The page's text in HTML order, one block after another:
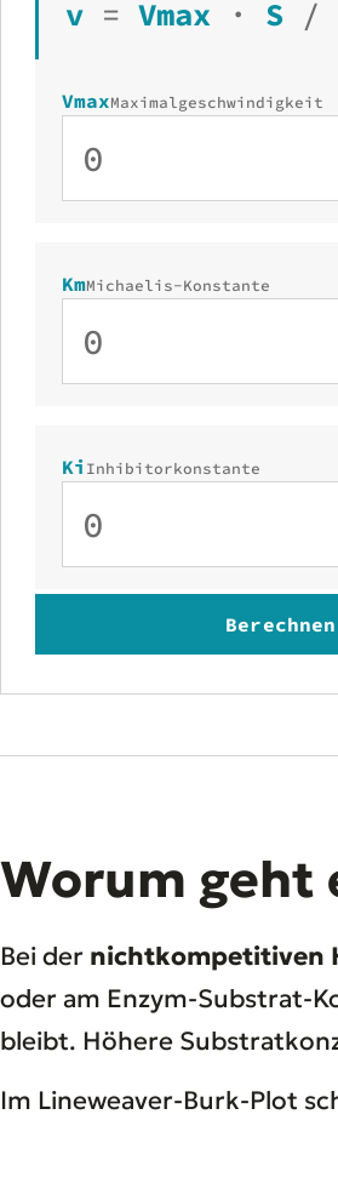
v = Vmax · S /
VmaxMaximalgeschwindigkeit
KmMichaelis-Konstante
Ki Inhibitorkonstante
Berechnen
Worum geht
Bei der nichtkompetitiven
oder am Enzym-Substrat-
bleibt. Höhere
Im Lineweaver-Burk-Plot